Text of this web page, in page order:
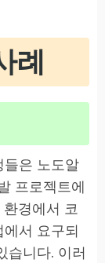
례
들은 노도알
프로젝트에
경에서 코
서 요구되
습니다. 이러